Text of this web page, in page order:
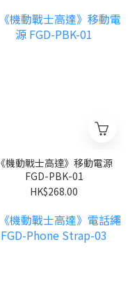
《機動戰士高達》移動電源
FGD-PBK-01
HK$268.00